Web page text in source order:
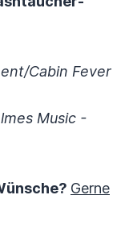
Cabin Fever
Music -
Gerne